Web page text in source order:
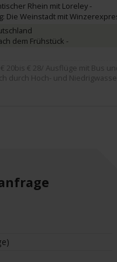
Rhein mit Loreley -
Die Weinstadt mit
dem Frühstück -
€ 28/ Ausflüge mit Bus
durch Hoch- und